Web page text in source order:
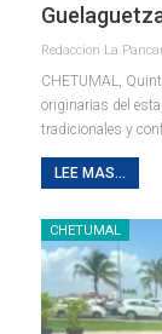
CHETUMAL,
originarias del
tradicionales y
LEE MAS...
CHETUMAL